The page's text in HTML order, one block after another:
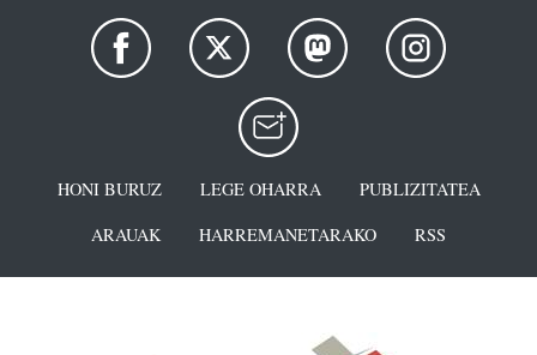
HONI BURUZ LEGE OHARRA
PUBLIZITATEA
ARAUAK
HARREMANETARAKO RSS